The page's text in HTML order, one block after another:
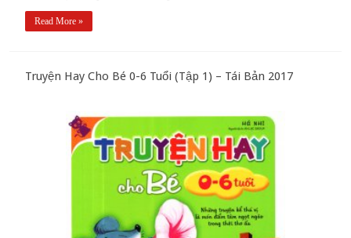
Read More »
Truyện Hay Cho Bé 0-6 Tuổi (Tập 1) – Tái Bản 2017